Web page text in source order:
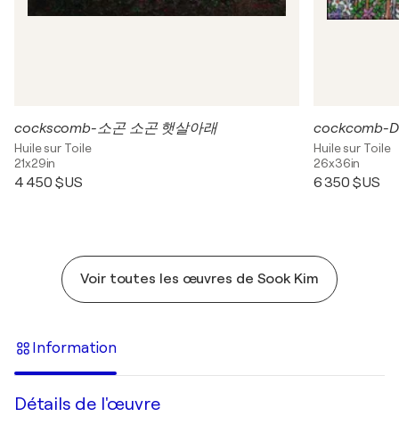
cockscomb-소곤 소곤 햇살아래
Huile sur Toile
21x29in
4 450 $US
cockcomb-
Huile sur Toile
26x36in
6 350 $US
Voir toutes les œuvres de Sook Kim
Information
Détails de l'œuvre